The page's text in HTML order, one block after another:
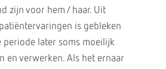
zijn voor hem / haar. Uit
is gebleken
periode later soms moeilijk
en verwerken. Als het ernaar